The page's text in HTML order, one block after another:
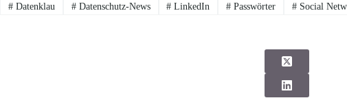
#Datenklau #Datenschutz-News # LinkedIn # Passwörter # Social